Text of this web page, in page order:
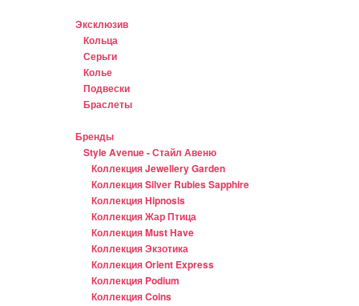
Эксклюзив
Кольца
Серьги
Колье
Подвески
Браслеты
Бренды
Style Avenue - Стайл Авеню
Коллекция Jewellery Garden
Коллекция Silver Rubies Sapphire
Коллекция Hipnosis
Коллекция Жар Птица
Коллекция Must Have
Коллекция Экзотика
Коллекция Orient Express
Коллекция Podium
Коллекция Coins